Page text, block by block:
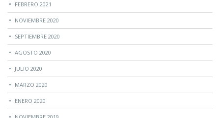
FEBRERO 2021
NOVIEMBRE 2020
SEPTIEMBRE 2020
AGOSTO 2020
JULIO 2020
MARZO 2020
ENERO 2020